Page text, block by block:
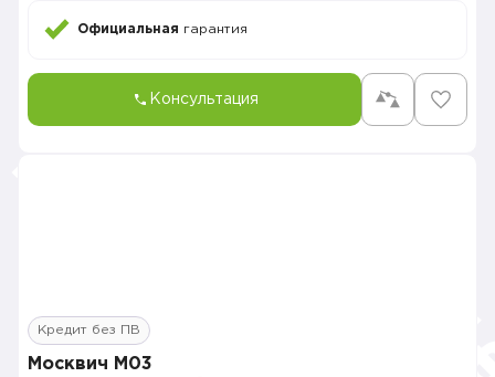
Официальная гарантия
Консультация
Кредит без ПВ
Москвич M03